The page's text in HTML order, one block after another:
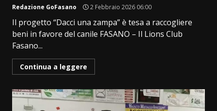
Redazione GoFasano 2 Febbraio 2026 06:00
Il progetto “Dacci una zampa” è tesa a raccogliere
beni in favore del canile FASANO – Il Lions Club
Fasano...
Continua a leggere